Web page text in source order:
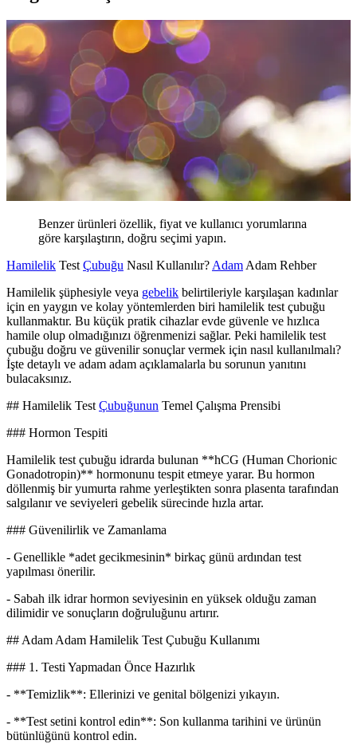
Benzer ürünleri özellik, fiyat ve kullanıcı yorumlarına
göre karşılaştırın, doğru seçimi yapın.
Hamilelik Test Çubuğu Nasıl Kullanılır? Adam Adam Rehber
Hamilelik şüphesiyle veya gebelik belirtileriyle karşılaşan kadınlar
için en yaygın ve kolay yöntemlerden biri hamilelik test çubuğu
kullanmaktır. Bu küçük pratik cihazlar evde güvenle ve hızlıca
hamile olup olmadığınızı öğrenmenizi sağlar. Peki hamilelik test
çubuğu doğru ve güvenilir sonuçlar vermek için nasıl kullanılmalı?
İşte detaylı ve adam adam açıklamalarla bu sorunun yanıtını
bulacaksınız.
## Hamilelik Test Çubuğunun Temel Çalışma Prensibi
### Hormon Tespiti
Hamilelik test çubuğu idrarda bulunan **hCG (Human Chorionic
Gonadotropin)** hormonunu tespit etmeye yarar. Bu hormon
döllenmiş bir yumurta rahme yerleştikten sonra plasenta tarafından
salgılanır ve seviyeleri gebelik sürecinde hızla artar.
### Güvenilirlik ve Zamanlama
- Genellikle *adet gecikmesinin* birkaç günü ardından test
yapılması önerilir.
- Sabah ilk idrar hormon seviyesinin en yüksek olduğu zaman
dilimidir ve sonuçların doğruluğunu artırır.
## Adam Adam Hamilelik Test Çubuğu Kullanımı
### 1. Testi Yapmadan Önce Hazırlık
- **Temizlik**: Ellerinizi ve genital bölgenizi yıkayın.
- **Test setini kontrol edin**: Son kullanma tarihini ve ürünün
bütünlüğünü kontrol edin.